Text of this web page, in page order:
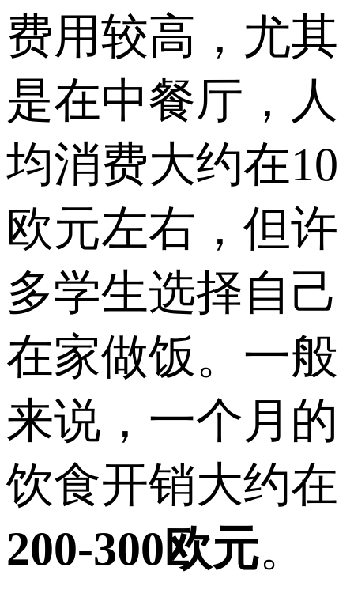
费用较高，尤其
是在中餐厅，人
均消费大约在10
欧元左右，但许
多学生选择自己
在家做饭。一般
来说，一个月的
饮食开销大约在
200-300欧元。